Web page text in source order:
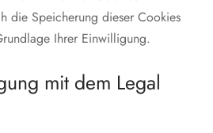
die Speicherung dieser Cookies
Ihrer Einwilligung.
mit dem Legal